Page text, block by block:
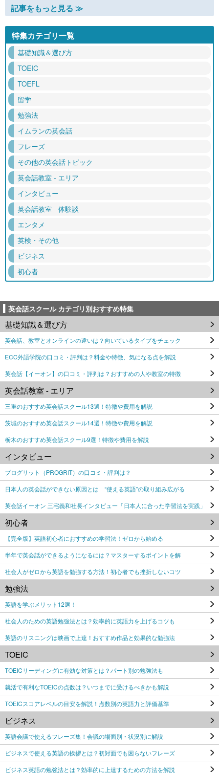
記事をもっと見る ≫
特集カテゴリ一覧
基礎知識＆選び方
TOEIC
TOEFL
留学
勉強法
イムランの英会話
フレーズ
その他の英会話トピック
英会話教室 - エリア
インタビュー
英会話教室 - 体験談
エンタメ
英検・その他
ビジネス
初心者
英会話スクール カテゴリ別おすすめ特集
基礎知識＆選び方
英会話、教室とオンラインの違いは？向いているタイプをチェック
ECC外語学院の口コミ・評判は？料金や特徴、気になる点を解説
英会話【イーオン】の口コミ・評判は？おすすめの人や教室の特徴
英会話教室 - エリア
三重のおすすめ英会話スクール13選！特徴や費用を解説
茨城のおすすめ英会話スクール14選！特徴や費用を解説
栃木のおすすめ英会話スクール9選！特徴や費用を解説
インタビュー
プログリット（PROGRIT）の口コミ・評判は？
日本人の英会話ができない原因とは “使える英語”の取り組み広がる
英会話イーオン 三宅義和社長インタビュー「日本人に合った学習法を実践」
初心者
【完全版】英語初心者におすすめの学習法！ゼロから始める
半年で英会話ができるようになるには？マスターするポイントを解
社会人がゼロから英語を勉強する方法！初心者でも挫折しないコツ
勉強法
英語を学ぶメリット12選！
社会人のための英語勉強法とは？効率的に英語力を上げるコツも
英語のリスニングは映画で上達！おすすめ作品と効果的な勉強法
TOEIC
TOEICリーディングに有効な対策とは？パート別の勉強法も
就活で有利なTOEICの点数は？いつまでに受けるべきかも解説
TOEICスコアレベルの目安を解説！点数別の英語力と評価基準
ビジネス
英語会議で使えるフレーズ集！会議の場面別・状況別に解説
ビジネスで使える英語の挨拶とは？初対面でも困らないフレーズ
ビジネス英語の勉強法とは？効率的に上達するための方法を解説